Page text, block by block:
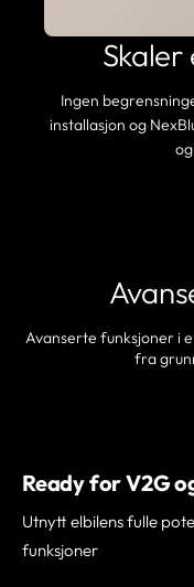
Ingen
installasjon og
Avanserte funksjoner i
fra
Ready for V2G
Utnytt elbilens fulle
funksjoner